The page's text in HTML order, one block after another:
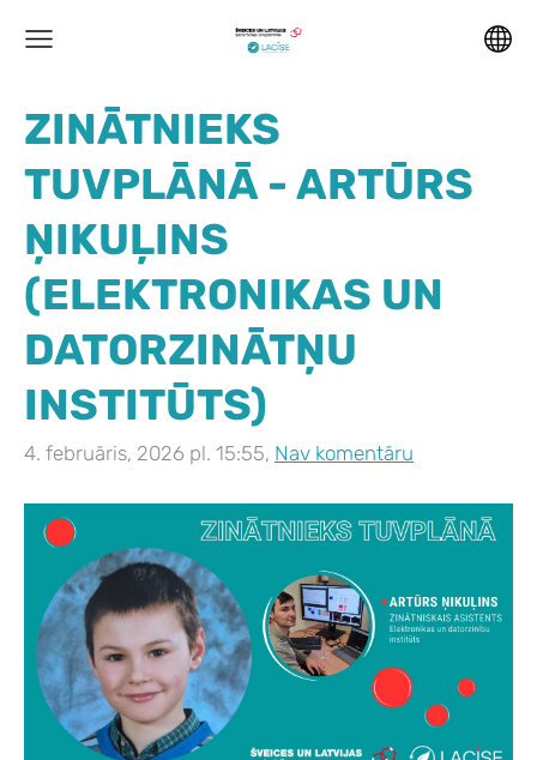
ZINĀTNIEKS
TUVPLĀNĀ - ARTŪRS
ŅIKUĻINS
(ELEKTRONIKAS UN
DATORZINĀTŅU
INSTITŪTS)
4. februāris, 2026 pl. 15:55, Nav komentāru